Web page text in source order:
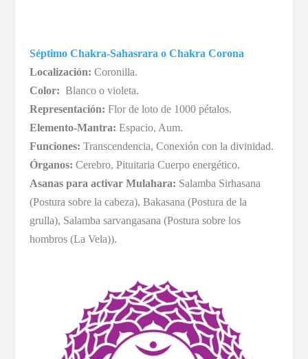
Séptimo Chakra-Sahasrara o Chakra Corona
Localización: Coronilla.
Color: Blanco o violeta.
Representación: Flor de loto de 1000 pétalos.
Elemento-Mantra: Espacio, Aum.
Funciones: Transcendencia, Conexión con la divinidad.
Órganos: Cerebro, Pituitaria Cuerpo energético.
Asanas para activar Mulahara: Salamba Sirhasana
(Postura sobre la cabeza), Bakasana (Postura de la
grulla), Salamba sarvangasana (Postura sobre los
hombros (La Vela)).